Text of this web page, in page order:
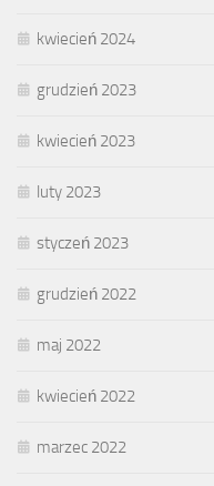
kwiecień 2024
grudzień 2023
kwiecień 2023
luty 2023
styczeń 2023
grudzień 2022
maj 2022
kwiecień 2022
marzec 2022